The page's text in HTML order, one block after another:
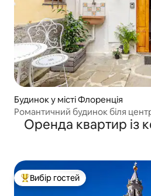
Будинок у місті Флоренція
Романтичний будинок біля
Оренда квартир із
Топ вибір гостей
Вибір гостей